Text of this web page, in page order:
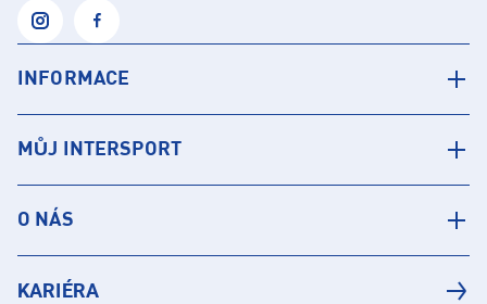
INFORMACE
MŮJ INTERSPORT
O NÁS
KARIÉRA